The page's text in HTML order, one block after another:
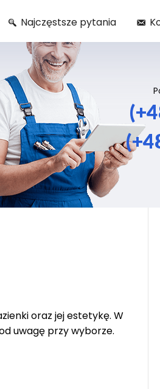
Najczęstsze pytania
oraz jej estetykę. W
uwagę przy wyborze.